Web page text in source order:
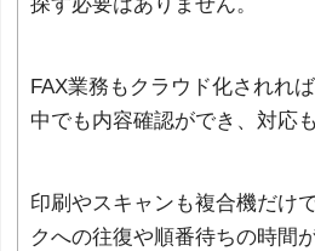
FAX業務もクラウド化されれ
中でも内容確認ができ、対応
印刷やスキャンも複合機だけ
クへの往復や順番待ちの時間